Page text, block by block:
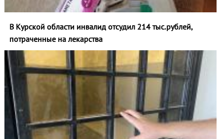
В Курской области инвалид отсудил 214 тыс.рублей,
потраченные на лекарства